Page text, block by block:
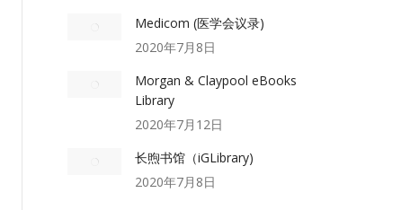
Medicom (医学会议录)
2020年7月8日
Morgan & Claypool eBooks
Library
2020年7月12日
长煦书馆（iGLibrary)
2020年7月8日